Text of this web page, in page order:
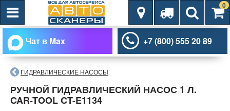
0
Чат в Max +7 (800) 555 20 89
ГИДРАВЛИЧЕСКИЕ НАСОСЫ
РУЧНОЙ ГИДРАВЛИЧЕСКИЙ НАСОС 1 Л.
CAR-TOOL CT-E1134